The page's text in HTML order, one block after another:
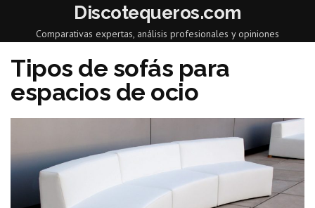
Discotequeros.com
Comparativas expertas, análisis profesionales y opiniones
Tipos de sofás para
espacios de ocio